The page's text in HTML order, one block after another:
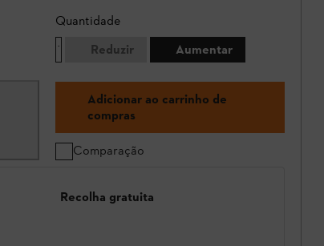
Quantidade
Reduzir
Aumentar
Adicionar ao carrinho de
compras
Comparação
Recolha gratuita